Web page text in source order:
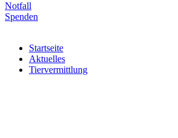
Notfall
Spenden
Startseite
Aktuelles
Tiervermittlung